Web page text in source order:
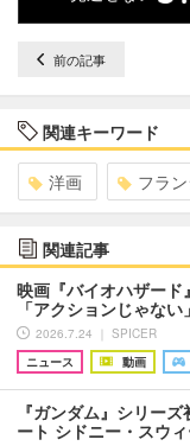
前の記事
関連キーワード
洋画 フラ
関連記事
映画『バイオハザー
「アクションじゃな
2026.7.24 ｜ SPICER
ニュース
動画
『ガンダム』シリー
ート シドニー・スウ